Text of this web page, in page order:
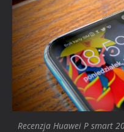
Recenzja Huawei P smart